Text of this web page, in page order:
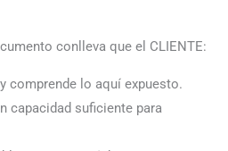
conlleva que el CLIENTE:
comprende lo aquí expuesto.
capacidad suficiente para